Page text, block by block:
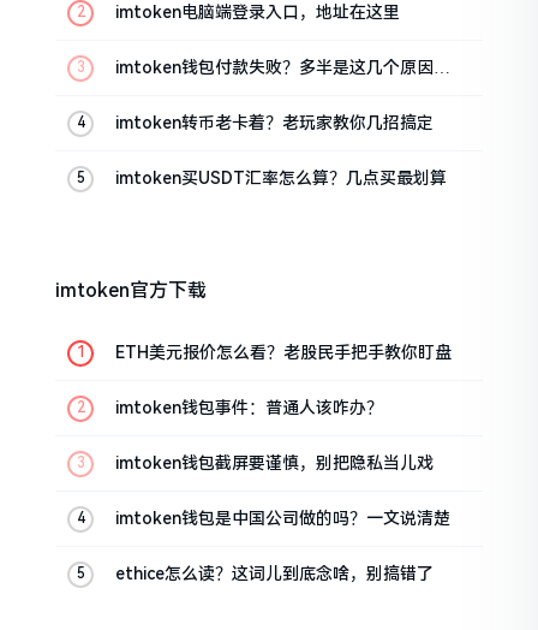
imtoken电脑端登录入口，地址在这里
imtoken钱包付款失败？多半是这几个原因闹
imtoken转币老卡着？老玩家教你几招搞定
imtoken买USDT汇率怎么算？几点买最划算
imtoken官方下载
ETH美元报价怎么看？老股民手把手教你盯盘
imtoken钱包事件：普通人该咋办？
imtoken钱包截屏要谨慎，别把隐私当儿戏
imtoken钱包是中国公司做的吗？一文说清楚
ethice怎么读？这词儿到底念啥，别搞错了